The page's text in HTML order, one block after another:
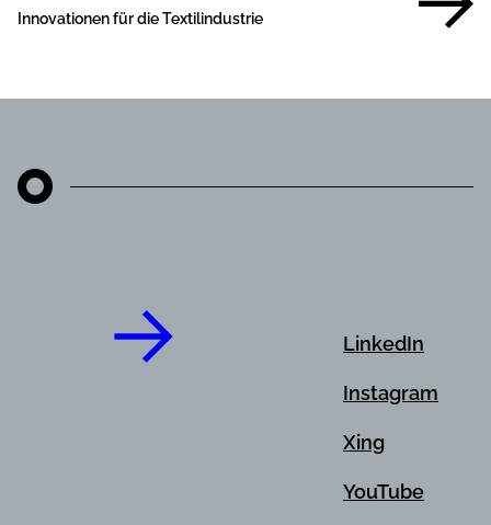
Innovationen für die Textilindustrie
LinkedIn
Instagram
Xing
YouTube